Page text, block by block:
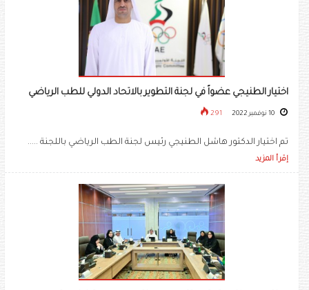
اختيار الطنيجي عضواً في لجنة التطوير بالاتحاد الدولي للطب الرياضي
291
تم اختيار الدكتور هاشل الطنيجي رئيس لجنة الطب الرياضي باللجنة .....
إقرأ المزيد